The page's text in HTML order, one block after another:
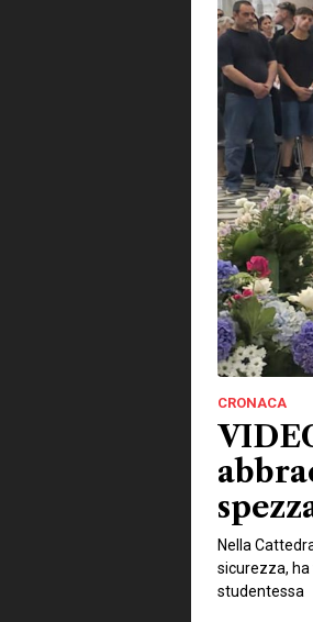
CRONACA
Nella
sicurezza,
studentessa
IN